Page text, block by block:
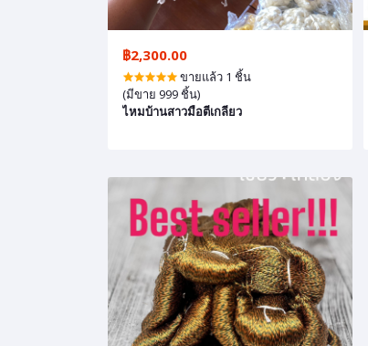
฿2,300.00
ขายแล้ว 1 ชิ้น
(มีขาย 999 ชิ้น)
ไหมบ้านสาวมือตีเกลียว